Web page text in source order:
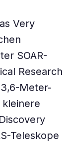
Very
SOAR-
Research
Meter-
Teleskope